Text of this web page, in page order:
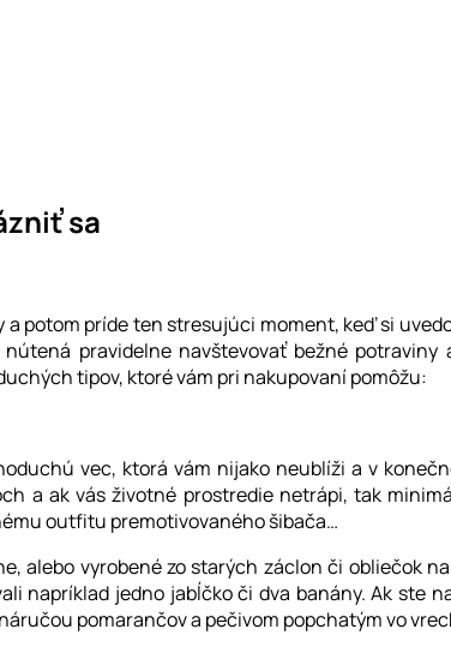
sa
potom príde ten stresujúci moment, keď si
pravidelne navštevovať bežné
tipov, ktoré vám pri nakupovaní pomôžu:
vec, ktorá vám nijako neublíži a v
a ak vás životné prostredie netrápi, tak
outfitu premotivovaného šibača…
alebo vyrobené zo starých záclon či obliečok
napríklad jedno jabĺčko či dva banány. Ak ste
pomarančov a pečivom popchatým vo